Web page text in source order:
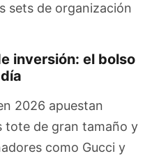
sets de organización
inversión: el bolso
2026 apuestan
tote de gran tamaño y
como Gucci y